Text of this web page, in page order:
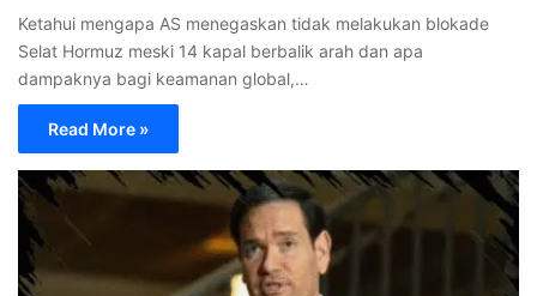
Ketahui mengapa AS menegaskan tidak melakukan blokade
Selat Hormuz meski 14 kapal berbalik arah dan apa
dampaknya bagi keamanan global,…
Read More »